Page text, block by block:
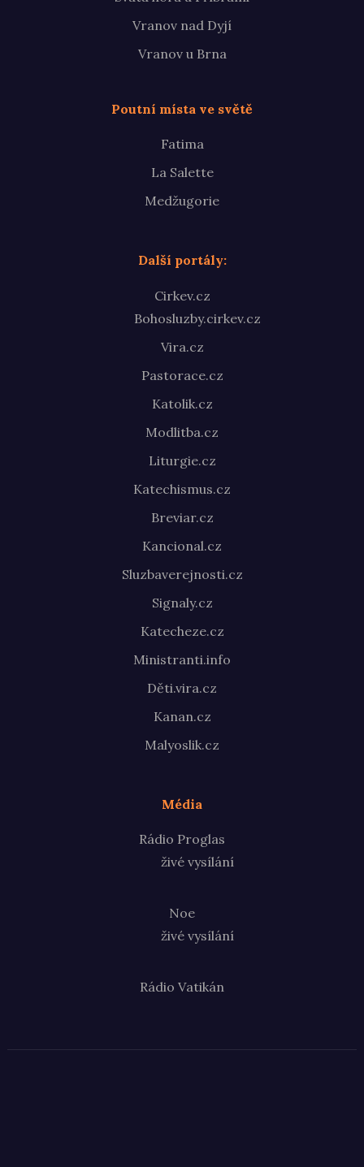
Vranov nad Dyjí
Vranov u Brna
Poutní místa ve světě
Fatima
La Salette
Medžugorie
Další portály:
Cirkev.cz
Bohosluzby.cirkev.cz
Vira.cz
Pastorace.cz
Katolik.cz
Modlitba.cz
Liturgie.cz
Katechismus.cz
Breviar.cz
Kancional.cz
Sluzbaverejnosti.cz
Signaly.cz
Katecheze.cz
Ministranti.info
Děti.vira.cz
Kanan.cz
Malyoslik.cz
Média
Rádio Proglas
živé vysílání
Noe
živé vysílání
Rádio Vatikán